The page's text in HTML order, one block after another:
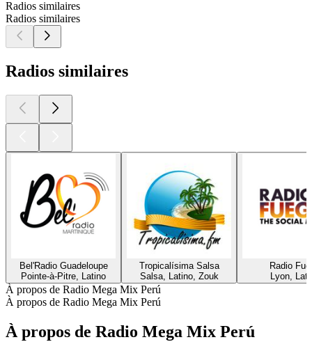
Radios similaires
Radios similaires
Radios similaires
Bel'Radio Guadeloupe
Pointe-à-Pitre, Latino
Tropicalísima Salsa
Salsa, Latino, Zouk
Radio
Lyon,
À propos de Radio Mega Mix Perú
À propos de Radio Mega Mix Perú
À propos de Radio Mega Mix Perú